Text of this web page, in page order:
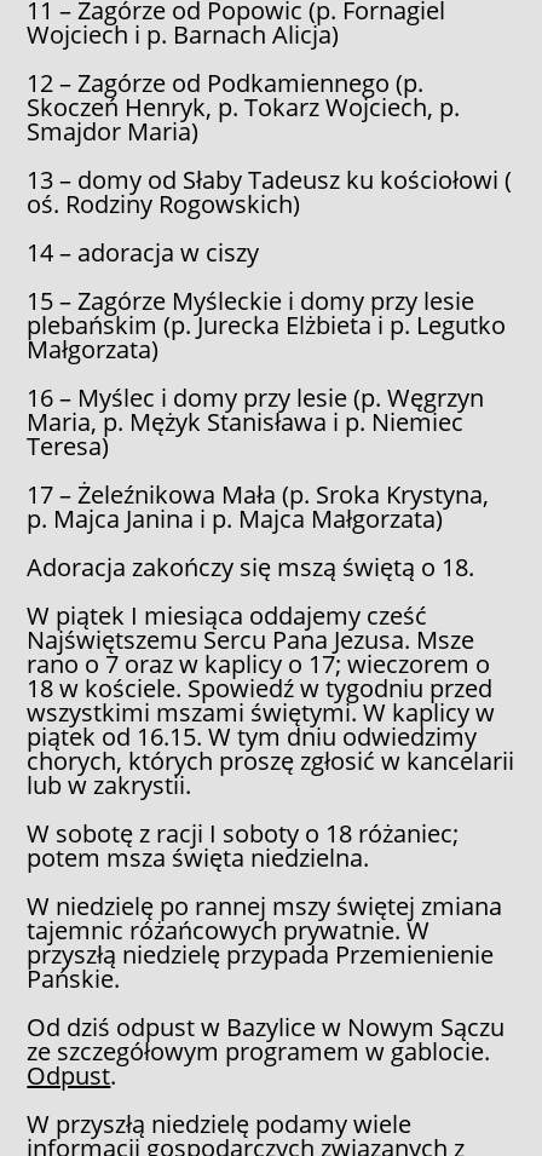
11 – Zagórze od Popowic (p. Fornagiel
Wojciech i p. Barnach Alicja)
12 – Zagórze od Podkamiennego (p.
Skoczeń Henryk, p. Tokarz Wojciech, p.
Smajdor Maria)
13 – domy od Słaby Tadeusz ku kościołowi (
oś. Rodziny Rogowskich)
14 – adoracja w ciszy
15 – Zagórze Myśleckie i domy przy lesie
plebańskim (p. Jurecka Elżbieta i p. Legutko
Małgorzata)
16 – Myślec i domy przy lesie (p. Węgrzyn
Maria, p. Mężyk Stanisława i p. Niemiec
Teresa)
17 – Żeleźnikowa Mała (p. Sroka Krystyna,
p. Majca Janina i p. Majca Małgorzata)
Adoracja zakończy się mszą świętą o 18.
W piątek I miesiąca oddajemy cześć
Najświętszemu Sercu Pana Jezusa. Msze
rano o 7 oraz w kaplicy o 17; wieczorem o
18 w kościele. Spowiedź w tygodniu przed
wszystkimi mszami świętymi. W kaplicy w
piątek od 16.15. W tym dniu odwiedzimy
chorych, których proszę zgłosić w kancelarii
lub w zakrystii.
W sobotę z racji I soboty o 18 różaniec;
potem msza święta niedzielna.
W niedzielę po rannej mszy świętej zmiana
tajemnic różańcowych prywatnie. W
przyszłą niedzielę przypada Przemienienie
Pańskie.
Od dziś odpust w Bazylice w Nowym Sączu
ze szczegółowym programem w gablocie.
Odpust.
W przyszłą niedzielę podamy wiele
informacji gospodarczych związanych z